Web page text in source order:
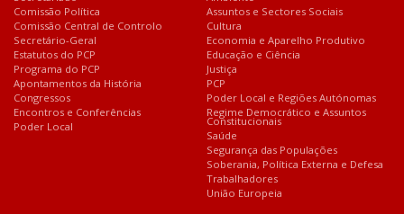
Comissão Política
Comissão Central de Controlo
Secretário-Geral
Estatutos do PCP
Programa do PCP
Apontamentos da História
Congressos
Encontros e Conferências
Poder Local
Assuntos e Sectores Sociais
Cultura
Economia e Aparelho Produtivo
Educação e Ciência
Justiça
PCP
Poder Local e Regiões Autónomas
Regime Democrático e Assuntos
Constitucionais
Saúde
Segurança das Populações
Soberania, Política Externa e Defesa
Trabalhadores
União Europeia